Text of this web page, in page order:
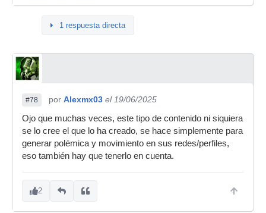
1 respuesta directa
#78 por Alexmx03 el 19/06/2025
Ojo que muchas veces, este tipo de contenido ni siquiera
se lo cree el que lo ha creado, se hace simplemente para
generar polémica y movimiento en sus redes/perfiles,
eso también hay que tenerlo en cuenta.
2